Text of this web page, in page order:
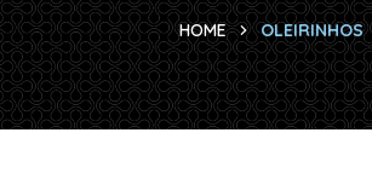
HOME OLEIRINHOS